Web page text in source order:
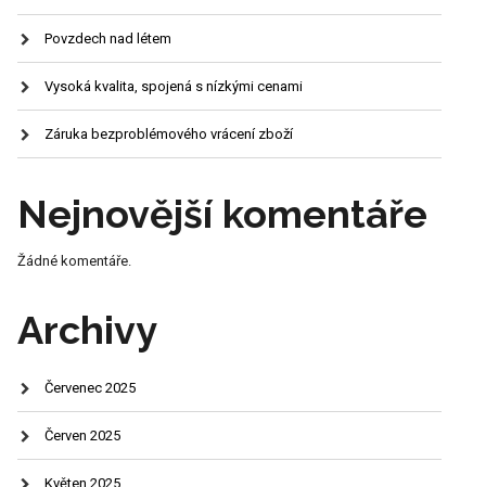
Povzdech nad létem
Vysoká kvalita, spojená s nízkými cenami
Záruka bezproblémového vrácení zboží
Nejnovější komentáře
Žádné komentáře.
Archivy
Červenec 2025
Červen 2025
Květen 2025